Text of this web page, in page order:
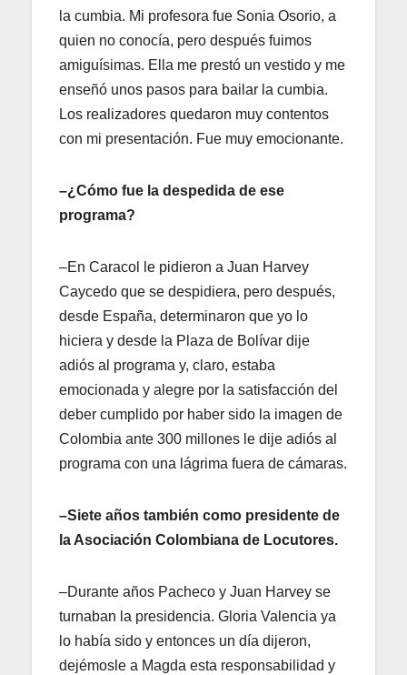
la cumbia. Mi profesora fue Sonia Osorio, a
quien no conocía, pero después fuimos
amiguísimas. Ella me prestó un vestido y me
enseñó unos pasos para bailar la cumbia.
Los realizadores quedaron muy contentos
con mi presentación. Fue muy emocionante.
–¿Cómo fue la despedida de ese
programa?
–En Caracol le pidieron a Juan Harvey
Caycedo que se despidiera, pero después,
desde España, determinaron que yo lo
hiciera y desde la Plaza de Bolívar dije
adiós al programa y, claro, estaba
emocionada y alegre por la satisfacción del
deber cumplido por haber sido la imagen de
Colombia ante 300 millones le dije adiós al
programa con una lágrima fuera de cámaras.
–Siete años también como presidente de
la Asociación Colombiana de Locutores.
–Durante años Pacheco y Juan Harvey se
turnaban la presidencia. Gloria Valencia ya
lo había sido y entonces un día dijeron,
dejémosle a Magda esta responsabilidad y